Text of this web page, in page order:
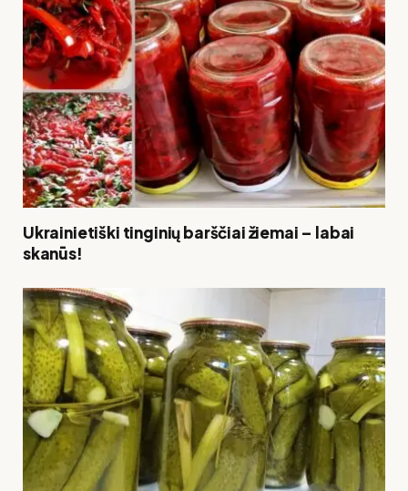
Ukrainietiški tinginių barščiai žiemai – labai
skanūs!